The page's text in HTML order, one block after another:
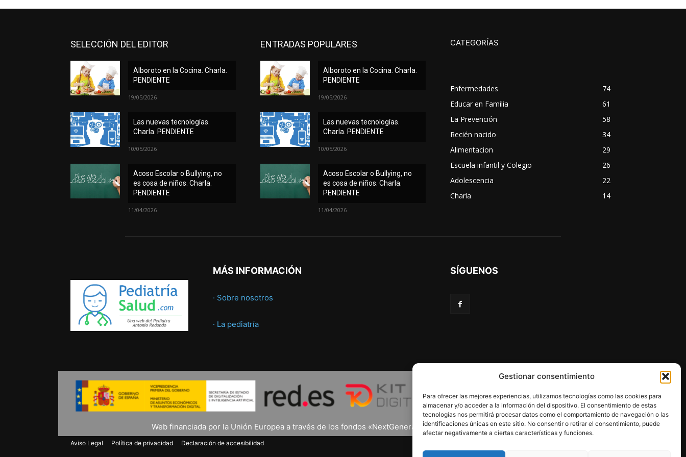
Gestionar consentimiento
Para ofrecer las mejores experiencias, utilizamos tecnologías como las cookies para
almacenar y/o acceder a la información del dispositivo. El consentimiento de estas
tecnologías nos permitirá procesar datos como el comportamiento de navegación o las
identificaciones únicas en este sitio. No consentir o retirar el consentimiento, puede
afectar negativamente a ciertas características y funciones.
SELECCIÓN DEL EDITOR
Alboroto en la Cocina. Charla.
PENDIENTE
19/05/2026
Las nuevas tecnologías.
Charla. PENDIENTE
10/05/2026
Acoso Escolar o Bullying, no
es cosa de niños. Charla.
PENDIENTE
11/04/2026
ENTRADAS POPULARES
Alboroto en la Cocina. Charla.
PENDIENTE
19/05/2026
Las nuevas tecnologías.
Charla. PENDIENTE
10/05/2026
Acoso Escolar o Bullying, no
es cosa de niños. Charla.
PENDIENTE
11/04/2026
CATEGORÍAS
Enfermedades
74
Educar en Familia
61
La Prevención
58
Recién nacido
34
Alimentacion
29
Escuela infantil y Colegio
26
Adolescencia
22
Charla
14
MÁS INFORMACIÓN
· Sobre nosotros
· La pediatría
SÍGUENOS
Web financiada por la Unión Europea a través de los fondos «NextGenerationEU» y el programa Kit Digital.
Aviso Legal Política de privacidad Declaración de accesibilidad